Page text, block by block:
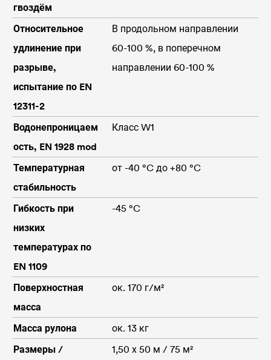
гвоздём
Относительное
удлинение при
разрыве,
испытание по EN
12311-2
В продольном направлении
60-100 %, в поперечном
направлении 60-100 %
Водонепроницаем
ость, EN 1928 mod
Класс W1
Температурная
стабильность
от -40 °C до +80 °C
Гибкость при
низких
температурах по
EN 1109
-45 °C
Поверхностная
масса
ок. 170 г/м²
Масса рулона
ок. 13 кг
Размеры /
1,50 х 50 м / 75 м²